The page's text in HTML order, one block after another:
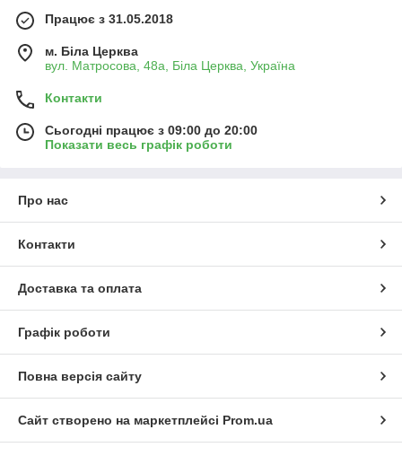
Працює з 31.05.2018
м. Біла Церква
вул. Матросова, 48а, Біла Церква, Україна
Контакти
Сьогодні працює з 09:00 до 20:00
Показати весь графік роботи
Про нас
Контакти
Доставка та оплата
Графік роботи
Повна версія сайту
Сайт створено на маркетплейсі Prom.ua